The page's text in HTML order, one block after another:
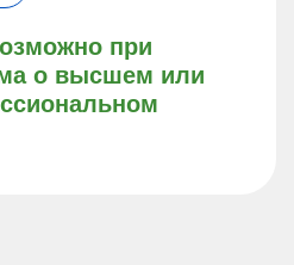
при
о высшем или